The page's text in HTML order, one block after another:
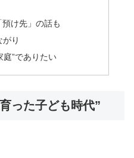
け先」の話も
り
庭”でありたい
った子ども時代”